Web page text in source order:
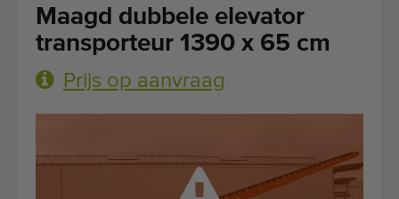
Contact
Blog
Ervaren personeel
Maagd dubbele elevator
transporteur 1390 x 65 cm
Prijs op aanvraag